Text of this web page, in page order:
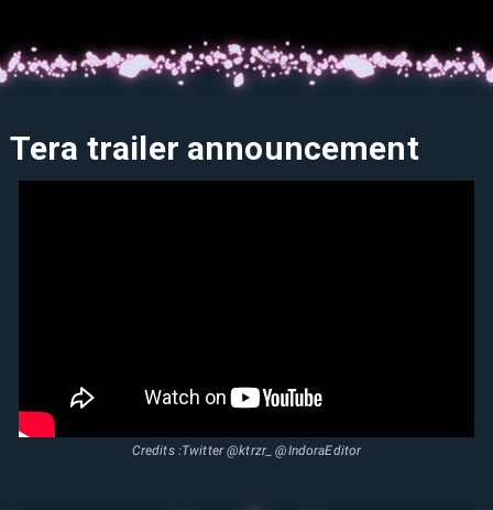
Tera trailer announcement
Credits :Twitter @ktrzr_ @IndoraEditor